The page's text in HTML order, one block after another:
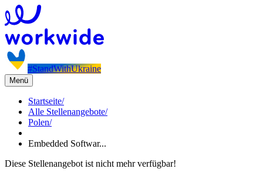
#StandWithUkraine
Menü
Startseite/
Alle Stellenangebote/
Polen/
Embedded Softwar...
Diese Stellenangebot ist nicht mehr verfügbar!